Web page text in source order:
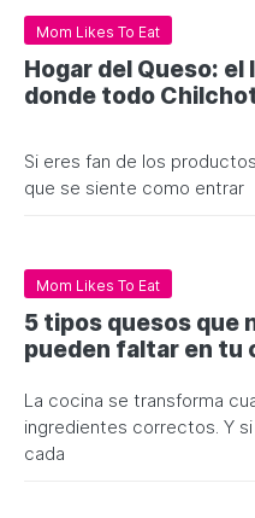
Mom Likes To Eat
Hogar del Queso: el
donde todo
Si eres fan de los
que se siente como entrar
Mom Likes To Eat
5 tipos quesos que
pueden faltar en tu
La cocina se transforma
ingredientes correctos. Y
cada